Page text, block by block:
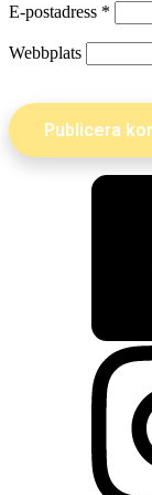
E-postadress *
Webbplats